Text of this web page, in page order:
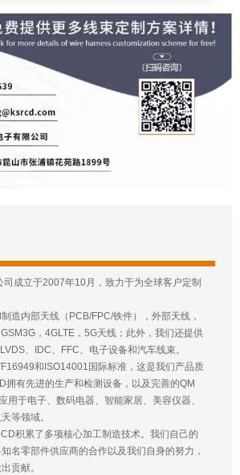
司成立于2007年10月，致力于为全球客户定制
造内部天线（PCB/FPC/铁件），外部天线，
，4GLTE，5G天线；此外，我们还提供
、IDC、FFC、电子设备和汽车线束。
和ISO14001国际标准，这是我们产品质
拥有先进的生产和检测设备，以及完善的QM
用于电子、数码电器、智能家居、美容仪器、
等领域。
积累了多项核心加工制造技术。我们自己的
名零部件供应商的合作以及我们自身的努力，
贡献。